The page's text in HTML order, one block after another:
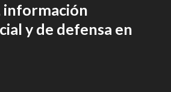
información
y de defensa en